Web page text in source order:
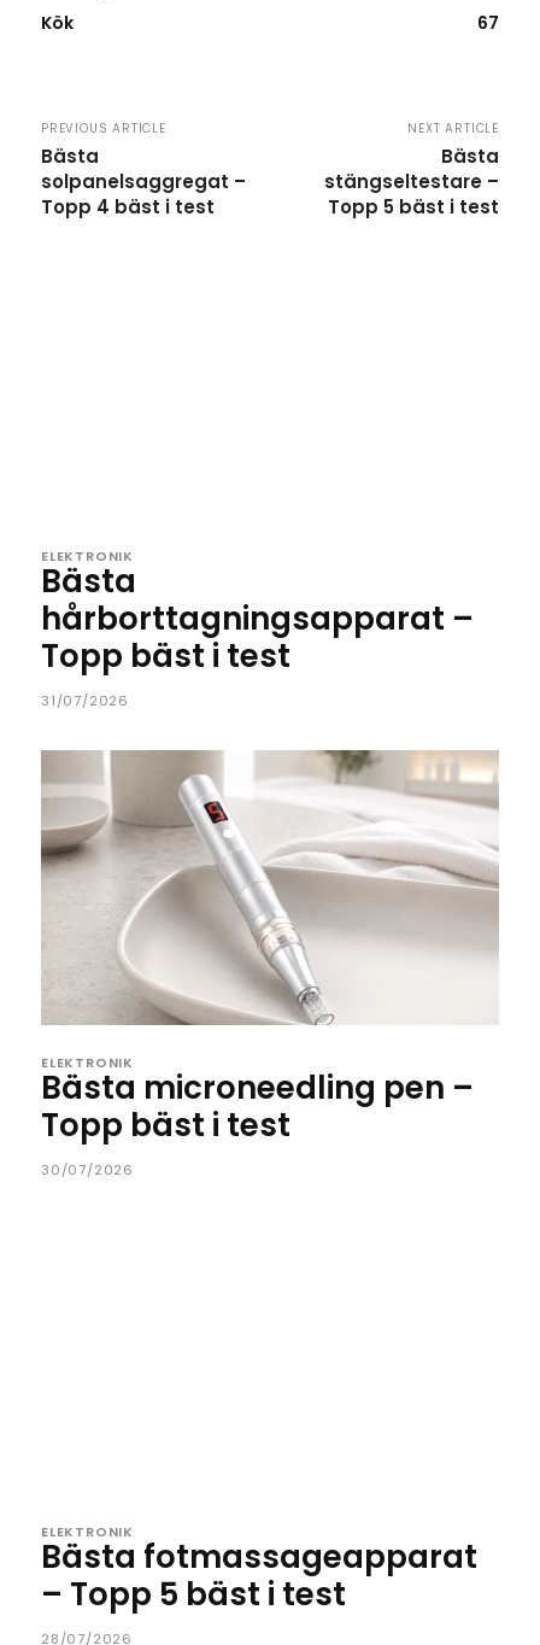
Kök
67
PREVIOUS ARTICLE
Bästa
solpanelsaggregat –
Topp 4 bäst i test
NEXT ARTICLE
Bästa
stängseltestare –
Topp 5 bäst i test
ELEKTRONIK
Bästa
hårborttagningsapparat –
Topp bäst i test
31/07/2026
ELEKTRONIK
Bästa microneedling pen –
Topp bäst i test
30/07/2026
ELEKTRONIK
Bästa fotmassageapparat
– Topp 5 bäst i test
28/07/2026